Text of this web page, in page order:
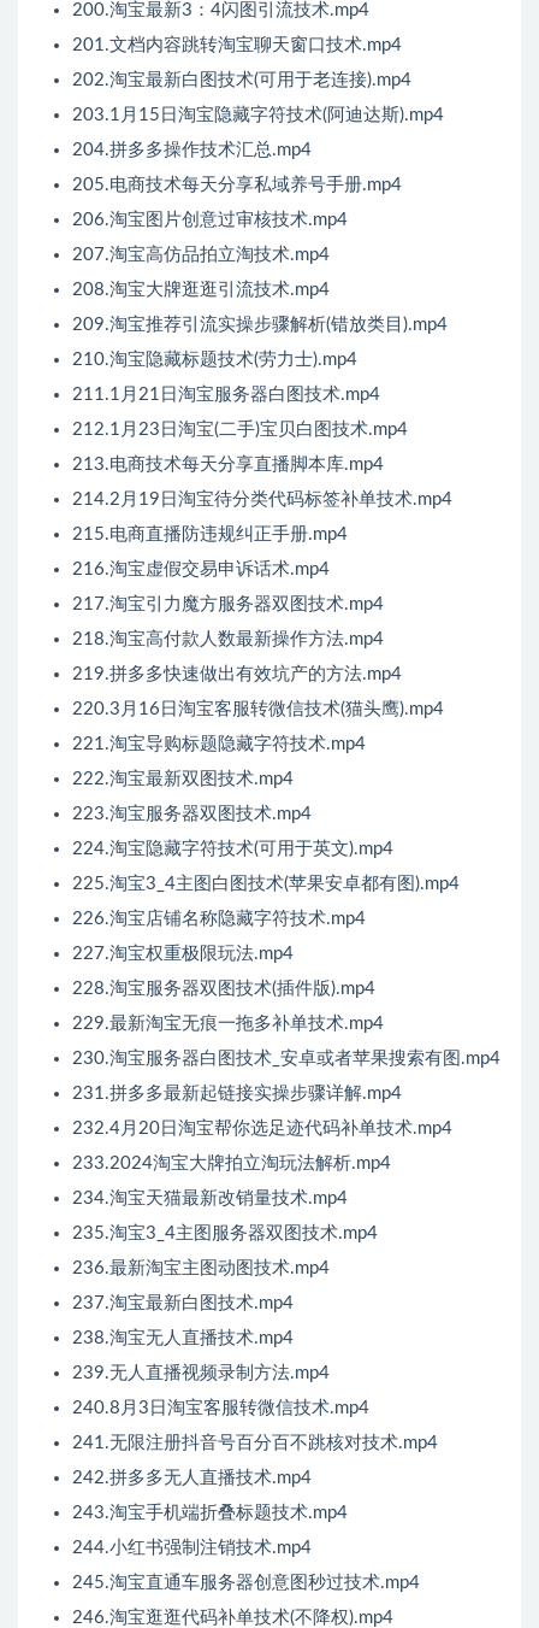
200.淘宝最新3：4闪图引流技术.mp4
201.文档内容跳转淘宝聊天窗口技术.mp4
202.淘宝最新白图技术(可用于老连接).mp4
203.1月15日淘宝隐藏字符技术(阿迪达斯).mp4
204.拼多多操作技术汇总.mp4
205.电商技术每天分享私域养号手册.mp4
206.淘宝图片创意过审核技术.mp4
207.淘宝高仿品拍立淘技术.mp4
208.淘宝大牌逛逛引流技术.mp4
209.淘宝推荐引流实操步骤解析(错放类目).mp4
210.淘宝隐藏标题技术(劳力士).mp4
211.1月21日淘宝服务器白图技术.mp4
212.1月23日淘宝(二手)宝贝白图技术.mp4
213.电商技术每天分享直播脚本库.mp4
214.2月19日淘宝待分类代码标签补单技术.mp4
215.电商直播防违规纠正手册.mp4
216.淘宝虚假交易申诉话术.mp4
217.淘宝引力魔方服务器双图技术.mp4
218.淘宝高付款人数最新操作方法.mp4
219.拼多多快速做出有效坑产的方法.mp4
220.3月16日淘宝客服转微信技术(猫头鹰).mp4
221.淘宝导购标题隐藏字符技术.mp4
222.淘宝最新双图技术.mp4
223.淘宝服务器双图技术.mp4
224.淘宝隐藏字符技术(可用于英文).mp4
225.淘宝3_4主图白图技术(苹果安卓都有图).mp4
226.淘宝店铺名称隐藏字符技术.mp4
227.淘宝权重极限玩法.mp4
228.淘宝服务器双图技术(插件版).mp4
229.最新淘宝无痕一拖多补单技术.mp4
230.淘宝服务器白图技术_安卓或者苹果搜索有图.mp4
231.拼多多最新起链接实操步骤详解.mp4
232.4月20日淘宝帮你选足迹代码补单技术.mp4
233.2024淘宝大牌拍立淘玩法解析.mp4
234.淘宝天猫最新改销量技术.mp4
235.淘宝3_4主图服务器双图技术.mp4
236.最新淘宝主图动图技术.mp4
237.淘宝最新白图技术.mp4
238.淘宝无人直播技术.mp4
239.无人直播视频录制方法.mp4
240.8月3日淘宝客服转微信技术.mp4
241.无限注册抖音号百分百不跳核对技术.mp4
242.拼多多无人直播技术.mp4
243.淘宝手机端折叠标题技术.mp4
244.小红书强制注销技术.mp4
245.淘宝直通车服务器创意图秒过技术.mp4
246.淘宝逛逛代码补单技术(不降权).mp4